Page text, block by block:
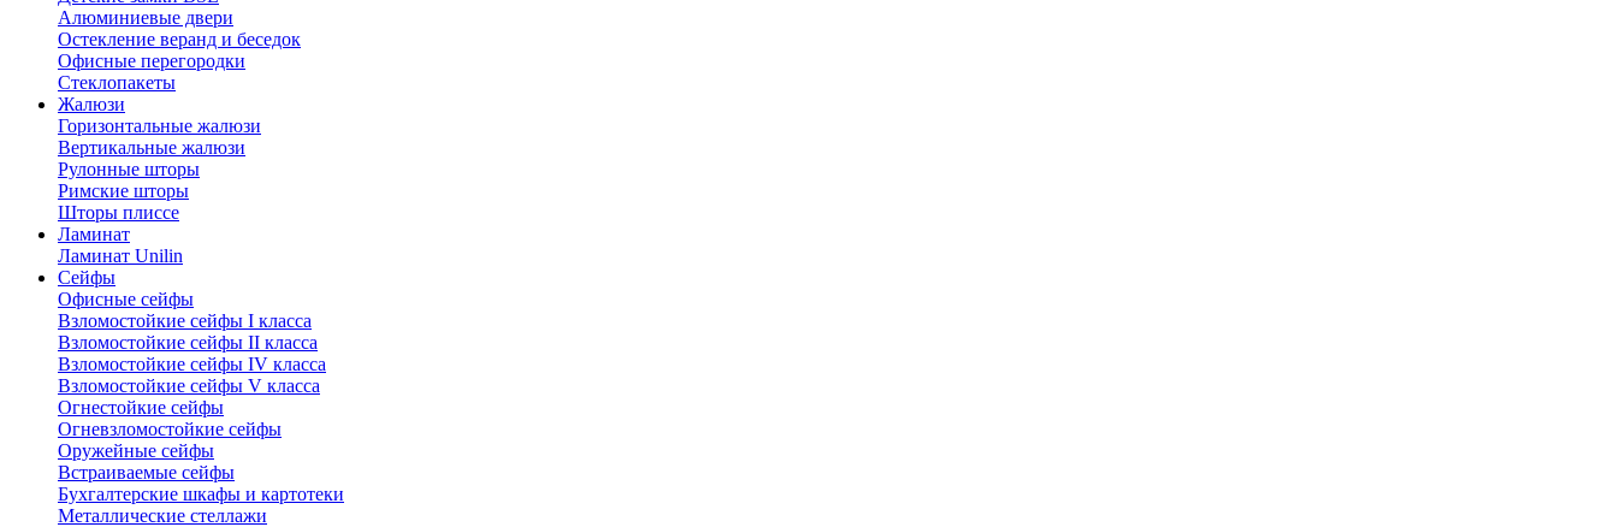
Алюминиевые двери
Остекление веранд и беседок
Офисные перегородки
Стеклопакеты
Жалюзи
Горизонтальные жалюзи
Вертикальные жалюзи
Рулонные шторы
Римские шторы
Шторы плиссе
Ламинат
Ламинат Unilin
Сейфы
Офисные сейфы
Взломостойкие сейфы I класса
Взломостойкие сейфы II класса
Взломостойкие сейфы IV класса
Взломостойкие сейфы V класса
Огнестойкие сейфы
Огневзломостойкие сейфы
Оружейные сейфы
Встраиваемые сейфы
Бухгалтерские шкафы и картотеки
Металлические стеллажи